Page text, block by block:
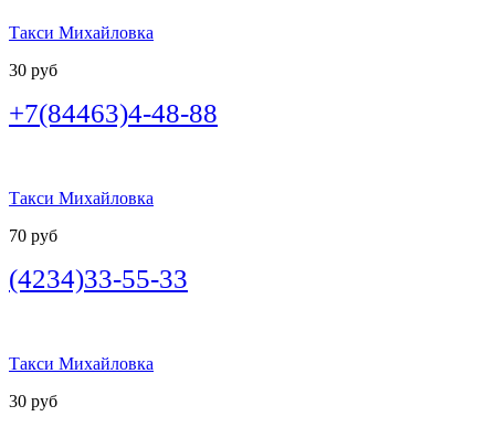
Такси Михайловка
30 руб
+7(84463)4-48-88
Такси Михайловка
70 руб
(4234)33-55-33
Такси Михайловка
30 руб